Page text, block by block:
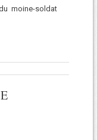
moine-soldat